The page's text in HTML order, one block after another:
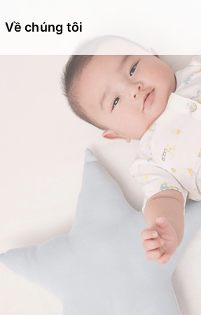
Về chúng tôi